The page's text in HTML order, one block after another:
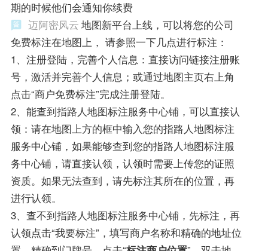
期的时候他们会通知你续费
迈阿密风云 地图新平台上线，可以将您的公司
免费标注在地图上， 请参照一下几点进行标注：
1、注册登陆，完善个人信息：直接访问链接注册账
号，激活并完善个人信息；或通过地图主页右上角
点击“商户免费标注”完成注册登陆。
2、能查到指路人地图标注服务中心铺，可以直接认
领：请在地图上方的框中输入您的指路人地图标注
服务中心铺，如果能够查到您的指路人地图标注服
务中心铺，请直接认领，认领时需要上传您的证照
资质。如果无法查到，请先标注其所在的位置，再
进行认领。
3、查不到指路人地图标注服务中心铺，先标注，再
认领点击“我要标注”，填写商户名称和精确的地址位